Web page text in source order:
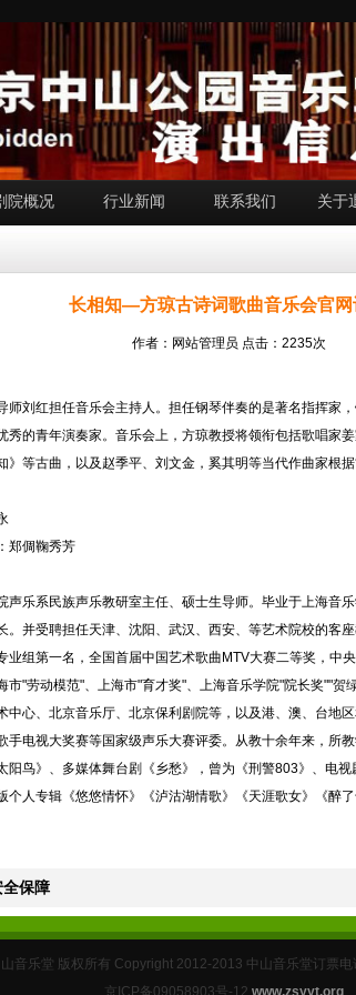
院概况 行业新闻 联系我们 关于
长相知—方琼古诗词歌曲音乐会官网
作者：网站管理员 点击：2235次
师刘红担任音乐会主持人。担任钢琴伴奏的是著名指挥家
秀的青年演奏家。音乐会上，方琼教授将领衔包括歌唱家
》等古曲，以及赵季平、刘文金，奚其明等当代作曲家根
郑倜鞠秀芳
乐系民族声乐教研室主任、硕士生导师。毕业于上海音
并受聘担任天津、沈阳、武汉、西安、等艺术院校的客座
组第一名，全国首届中国艺术歌曲MTV大赛二等奖，中
"劳动模范"、上海市"育才奖"、上海音乐学院"院长奖""贺
中心、北京音乐厅、北京保利剧院等，以及港、澳、台地
电视大奖赛等国家级声乐大赛评委。从教十余年来，所教
阳鸟》、多媒体舞台剧《乡愁》，曾为《刑警803》、电
人专辑《悠悠情怀》《泸沽湖情歌》《天涯歌女》《醉了
保障
山音乐堂 版权所有 Copyright 2012-2013 中山音乐堂订票
京ICP备09058903号-12 www.zsyyt.org